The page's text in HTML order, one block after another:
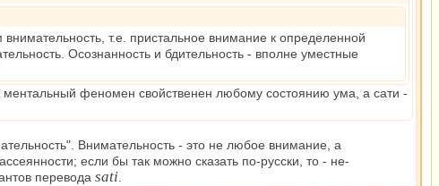
т.е. пристальное внимание к определенной
Осознанность и бдительность - вполне уместные
феномен свойственен любому состоянию ума, а сати -
Внимательность - это не любое внимание, а
если бы так можно сказать по-русски, то - не-
перевода sati